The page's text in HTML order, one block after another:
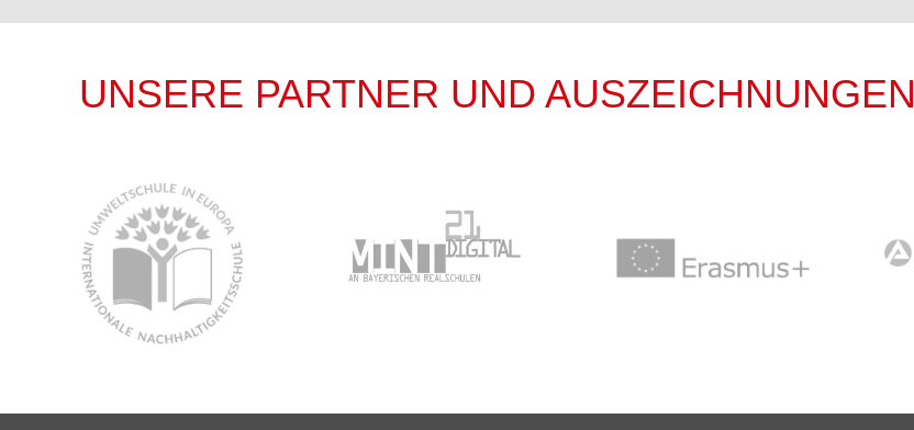
UNSERE PARTNER UND AUSZEICHNUNGEN